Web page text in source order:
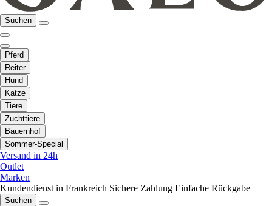
Suchen
Pferd
Reiter
Hund
Katze
Tiere
Zuchttiere
Bauernhof
Sommer-Special
Versand in 24h
Outlet
Marken
Kundendienst in Frankreich Sichere Zahlung Einfache Rückgabe
Suchen